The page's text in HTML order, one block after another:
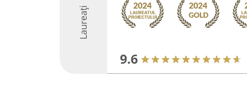
Laureați
9.6